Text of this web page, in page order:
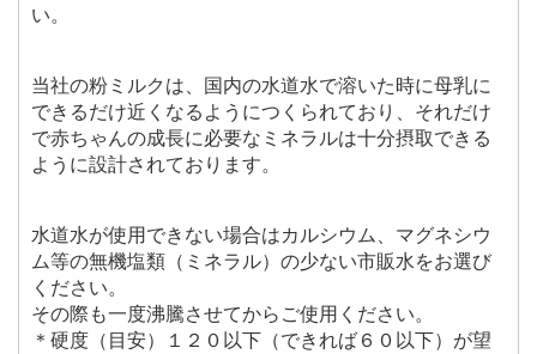
い。
当社の粉ミルクは、国内の水道水で溶いた時に母乳に
できるだけ近くなるようにつくられており、それだけ
で赤ちゃんの成長に必要なミネラルは十分摂取できる
ように設計されております。
水道水が使用できない場合はカルシウム、マグネシウ
ム等の無機塩類（ミネラル）の少ない市販水をお選び
ください。
その際も一度沸騰させてからご使用ください。
＊硬度（目安）１２０以下（できれば６０以下）が望